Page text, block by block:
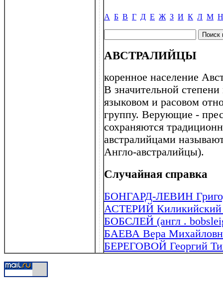
А Б В Г Д Е Ж З И К Л М Н
АВСТРАЛИЙЦЫ
коренное население
В значительной
языковом и расовом
группу. Верующие -
сохраняются
австралийцами
Англо-австралийцы).
Случайная справка
БОНГАРД-ЛЕВИН
АСТЕРИЙ Киликийский
БОБСЛЕЙ (англ .
БАЕВА Вера
БЕРЕГОВОЙ Георгий